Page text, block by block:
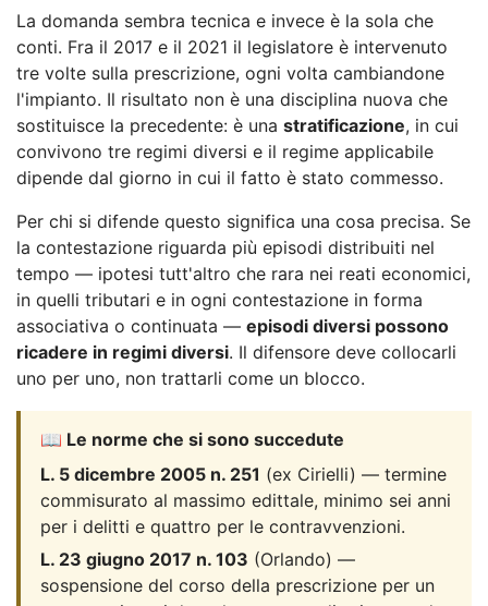
La domanda sembra tecnica e invece è la sola che
conti. Fra il 2017 e il 2021 il legislatore è intervenuto
tre volte sulla prescrizione, ogni volta cambiandone
l'impianto. Il risultato non è una disciplina nuova che
sostituisce la precedente: è una stratificazione, in cui
convivono tre regimi diversi e il regime applicabile
dipende dal giorno in cui il fatto è stato commesso.
Per chi si difende questo significa una cosa precisa. Se
la contestazione riguarda più episodi distribuiti nel
tempo — ipotesi tutt'altro che rara nei reati economici,
in quelli tributari e in ogni contestazione in forma
associativa o continuata — episodi diversi possono
ricadere in regimi diversi. Il difensore deve collocarli
uno per uno, non trattarli come un blocco.
📖 Le norme che si sono succedute
L. 5 dicembre 2005 n. 251 (ex Cirielli) — termine
commisurato al massimo edittale, minimo sei anni
per i delitti e quattro per le contravvenzioni.
L. 23 giugno 2017 n. 103 (Orlando) —
sospensione del corso della prescrizione per un